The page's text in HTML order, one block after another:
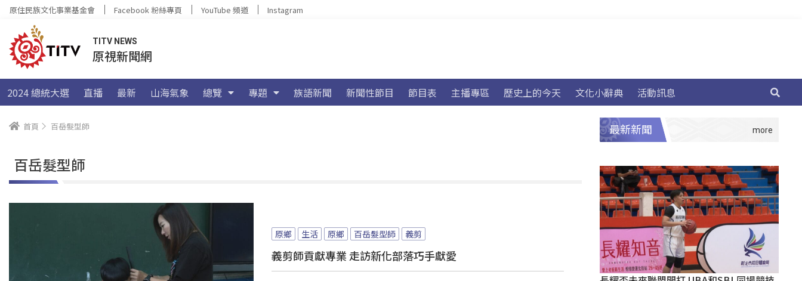
原住民族文化事業基金會 Facebook 粉絲專頁 YouTube 頻道 Instagram
TITV NEWS
原視新聞網
2024 總統大選 直播 最新 山海氣象 總覽 專題 族語新聞 新聞性節目 節目表 主播專區 歷史上的今天 文化小辭典 活動訊息
首頁 百岳髮型師
百岳髮型師
原鄉 生活 原鄉 百岳髮型師 義剪
義剪師貢獻專業 走訪新化部落巧手獻愛
最新新聞